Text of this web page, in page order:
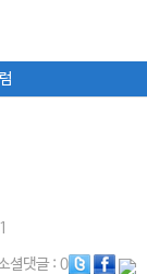
셜댓글: 0